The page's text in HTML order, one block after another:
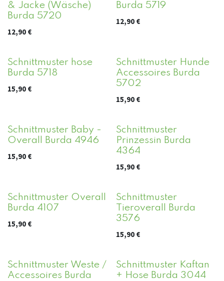
& Jacke (Wäsche)
Burda 5720
12,90 €
Burda 5719
12,90€
Schnittmuster hose
Burda 5718
15,90 €
Schnittmuster Hunde
Accessoires Burda
5702
15,90€
Schnittmuster Baby -
Overall Burda 4946
15,90 €
Schnittmuster
Prinzessin Burda
4364
15,90€
Schnittmuster Overall
Burda 4107
15,90 €
Schnittmuster
Tieroverall Burda
3576
15,90€
Schnittmuster Weste /
Accessoires Burda
Schnittmuster Kaftan
+ Hose Burda 3044